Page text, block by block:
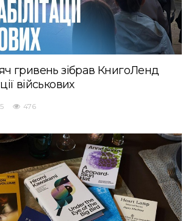
гривень зібрав КнигоЛенд
військових
476